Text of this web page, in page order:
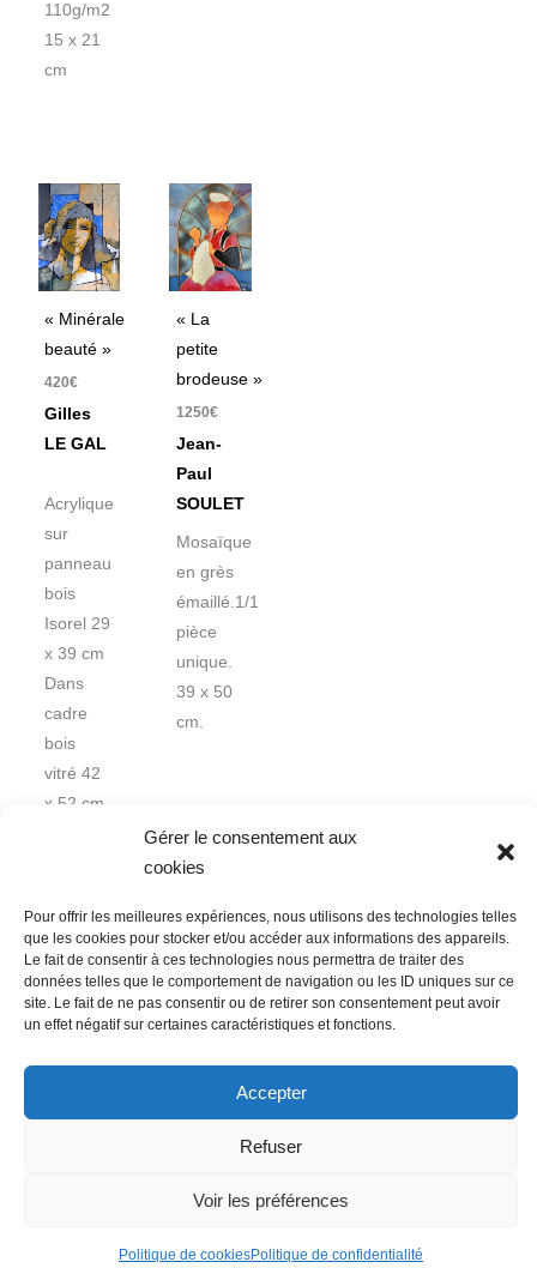
Gérer le consentement aux
cookies
Pour offrir les meilleures expériences, nous utilisons des technologies telles
que les cookies pour stocker et/ou accéder aux informations des appareils.
Le fait de consentir à ces technologies nous permettra de traiter des
données telles que le comportement de navigation ou les ID uniques sur ce
site. Le fait de ne pas consentir ou de retirer son consentement peut avoir
un effet négatif sur certaines caractéristiques et fonctions.
Accepter
Refuser
Voir les préférences
Politique de cookiesPolitique de confidentialité
110g/m2
15 x 21
cm
« Minérale
beauté »
420€
Gilles
LE GAL
Acrylique
sur
panneau
bois
Isorel 29
x 39 cm
Dans
cadre
bois
vitré 42
x 52 cm
« La
petite
brodeuse »
1250€
Jean-
Paul
SOULET
Mosaïque
en grès
émaillé.1/1
pièce
unique.
39 x 50
cm.
Nous contacter
Conditions Générales de Ventes
Politique de confidentialité
Mentions légales